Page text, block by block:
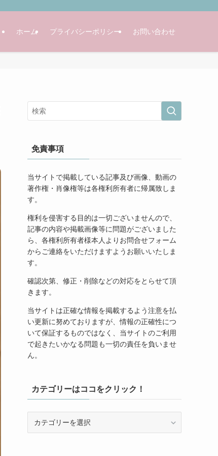
ホーム プライバシーポリシー お問い合わせ
免責事項
当サイトで掲載している記事及び画像、動画の
著作権・肖像権等は各権利所有者に帰属致しま
す。
権利を侵害する目的は一切ございませんので、
記事の内容や掲載画像等に問題がございました
ら、各権利所有者様本人よりお問合せフォーム
からご連絡をいただけますようお願いいたしま
す。
確認次第、修正・削除などの対応をとらせて頂
きます。
当サイトは正確な情報を掲載するよう注意を払
い更新に努めておりますが、情報の正確性につ
いて保証するものではなく、当サイトのご利用
で起きたいかなる問題も一切の責任を負いませ
ん。
カテゴリーはココをクリック！